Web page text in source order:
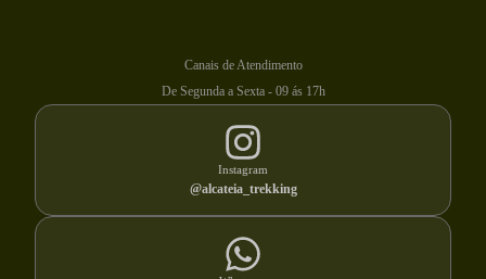
Canais de Atendimento
De Segunda a Sexta - 09 ás 17h
Instagram
@alcateia_trekking